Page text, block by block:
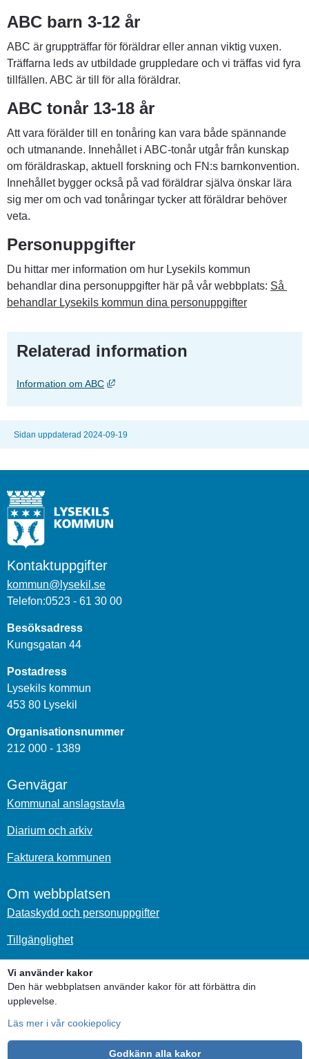
Vi använder kakor
Den här webbplatsen använder kakor för att förbättra din
upplevelse.
Läs mer i vår cookiepolicy
Godkänn alla kakor
ABC barn 3-12 år
ABC är gruppträffar för föräldrar eller annan viktig vuxen.
Träffarna leds av utbildade gruppledare och vi träffas vid fyra
tillfällen. ABC är till för alla föräldrar.
ABC tonår 13-18 år
Att vara förälder till en tonåring kan vara både spännande
och utmanande. Innehållet i ABC-tonår utgår från kunskap
om föräldraskap, aktuell forskning och FN:s barnkonvention.
Innehållet bygger också på vad föräldrar själva önskar lära
sig mer om och vad tonåringar tycker att föräldrar behöver
veta.
Personuppgifter
Du hittar mer information om hur Lysekils kommun
behandlar dina personuppgifter här på vår webbplats: Så
behandlar Lysekils kommun dina personuppgifter
Relaterad information
Information om ABC Länk till annan webbplats, öppnas i nytt
Sidan uppdaterad 2024-09-19
Kontaktuppgifter
kommun@lysekil.se
Telefon:0523 - 61 30 00
Besöksadress
Kungsgatan 44
Postadress
Lysekils kommun
453 80 Lysekil
Organisationsnummer
212 000 - 1389
Genvägar
Kommunal anslagstavla
Diarium och arkiv
Fakturera kommunen
Om webbplatsen
Dataskydd och personuppgifter
Tillgänglighet
Om kakor
Sociala medier